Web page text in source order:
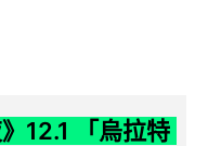
12.1 「烏拉特